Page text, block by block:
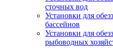
сточных вод
Установки для
бассейнов
Установки для
рыбоводных